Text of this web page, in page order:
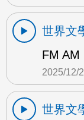
世界文
FM AM
2025/12/
世界文